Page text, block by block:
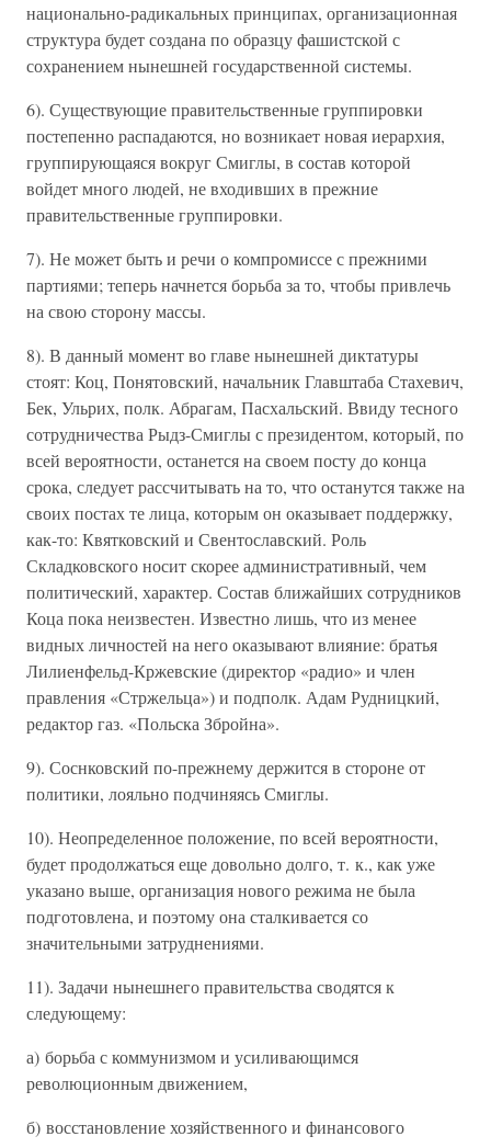
национально-радикальных принципах, организационная
структура будет создана по образцу фашистской с
сохранением нынешней государственной системы.
6). Существующие правительственные группировки
постепенно распадаются, но возникает новая иерархия,
группирующаяся вокруг Смиглы, в состав которой
войдет много людей, не входивших в прежние
правительственные группировки.
7). Не может быть и речи о компромиссе с прежними
партиями; теперь начнется борьба за то, чтобы привлечь
на свою сторону массы.
8). В данный момент во главе нынешней диктатуры
стоят: Коц, Понятовский, начальник Главштаба Стахевич,
Бек, Ульрих, полк. Абрагам, Пасхальский. Ввиду тесного
сотрудничества Рыдз-Смиглы с президентом, который, по
всей вероятности, останется на своем посту до конца
срока, следует рассчитывать на то, что останутся также на
своих постах те лица, которым он оказывает поддержку,
как-то: Квятковский и Свентославский. Роль
Складковского носит скорее административный, чем
политический, характер. Состав ближайших сотрудников
Коца пока неизвестен. Известно лишь, что из менее
видных личностей на него оказывают влияние: братья
Лилиенфельд-Кржевские (директор «радио» и член
правления «Стржельца») и подполк. Адам Рудницкий,
редактор газ. «Польска Збройна».
9). Соснковский по-прежнему держится в стороне от
политики, лояльно подчиняясь Смиглы.
10). Неопределенное положение, по всей вероятности,
будет продолжаться еще довольно долго, т. к., как уже
указано выше, организация нового режима не была
подготовлена, и поэтому она сталкивается со
значительными затруднениями.
11). Задачи нынешнего правительства сводятся к
следующему:
а) борьба с коммунизмом и усиливающимся
революционным движением,
б) восстановление хозяйственного и финансового